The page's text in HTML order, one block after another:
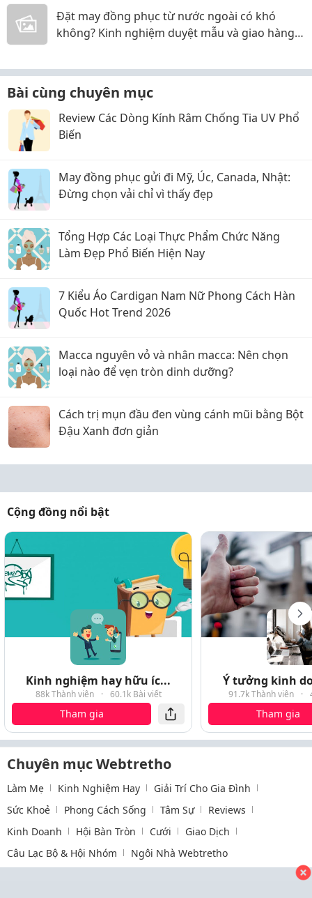
Đặt may đồng phục từ nước ngoài có khó
không? Kinh nghiệm duyệt mẫu và giao hàng
Bài cùng chuyên mục
Review Các Dòng Kính Râm Chống Tia UV Phổ
Biến
May đồng phục gửi đi Mỹ, Úc, Canada, Nhật:
Đừng chọn vải chỉ vì thấy đẹp
Tổng Hợp Các Loại Thực Phẩm Chức Năng
Làm Đẹp Phổ Biến Hiện Nay
7 Kiểu Áo Cardigan Nam Nữ Phong Cách Hàn
Quốc Hot Trend 2026
Macca nguyên vỏ và nhân macca: Nên chọn
loại nào để vẹn tròn dinh dưỡng?
Cách trị mụn đầu đen vùng cánh mũi bằng Bột
Đậu Xanh đơn giản
Cộng đồng nổi bật
Kinh nghiệm hay hữu íc...
88k Thành viên · 60.1k Bài viết
Tham gia
Ý tưởng kinh
91.7k Thành viên ·
Tham gia
Chuyên mục Webtretho
Làm Mẹ Kinh Nghiệm Hay
Giải Trí Cho Gia Đình
Sức Khoẻ
Phong Cách Sống Tâm Sự
Reviews
Kinh Doanh
Hội Bàn Tròn Cưới
Giao Dịch
Câu Lạc Bộ & Hội Nhóm
Ngôi Nhà Webtretho